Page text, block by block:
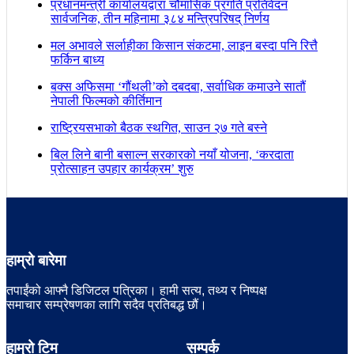
प्रधानमन्त्री कार्यालयद्वारा चौमासिक प्रगति प्रतिवेदन
सार्वजनिक, तीन महिनामा ३८४ मन्त्रिपरिषद् निर्णय
मल अभावले सर्लाहीका किसान संकटमा, लाइन बस्दा पनि रित्तै
फर्किन बाध्य
बक्स अफिसमा ‘गौंथली’को दबदबा, सर्वाधिक कमाउने सातौं
नेपाली फिल्मको कीर्तिमान
राष्ट्रियसभाको बैठक स्थगित, साउन २७ गते बस्ने
बिल लिने बानी बसाल्न सरकारको नयाँ योजना, ‘करदाता
प्रोत्साहन उपहार कार्यक्रम’ शुरु
हाम्रो बारेमा
तपाईंको आफ्नै डिजिटल पत्रिका। हामी सत्य, तथ्य र निष्पक्ष
समाचार सम्प्रेषणका लागि सदैव प्रतिबद्ध छौं।
हाम्रो टिम सम्पर्क